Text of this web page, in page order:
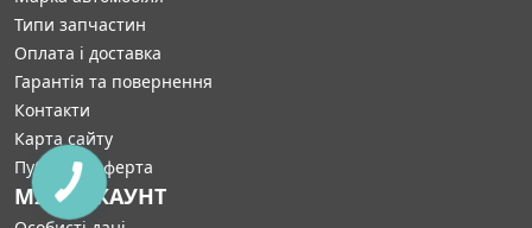
Типи запчастин
Оплата і доставка
Гарантія та повернення
Контакти
Карта сайту
Публічна оферта
МІЙ АККАУНТ